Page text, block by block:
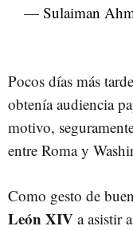
— Sulaiman
Pocos días más
obtenía audiencia
motivo,
entre Roma y
Como gesto de
León XIV a asistir